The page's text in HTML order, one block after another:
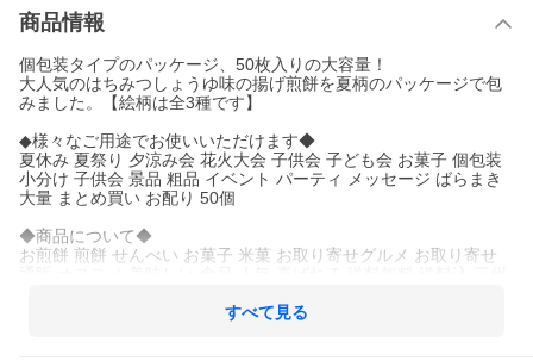
商品情報
個包装タイプのパッケージ、50枚入りの大容量！
大人気のはちみつしょうゆ味の揚げ煎餅を夏柄のパッケージで包
みました。【絵柄は全3種です】
◆様々なご用途でお使いいただけます◆
夏休み 夏祭り 夕涼み会 花火大会 子供会 子ども会 お菓子 個包装
小分け 子供会 景品 粗品 イベント パーティ メッセージ ばらまき
大量 まとめ買い お配り 50個
◆商品について◆
お煎餅 煎餅 せんべい お菓子 米菓 お取り寄せグルメ お取り寄せ
すべて見る